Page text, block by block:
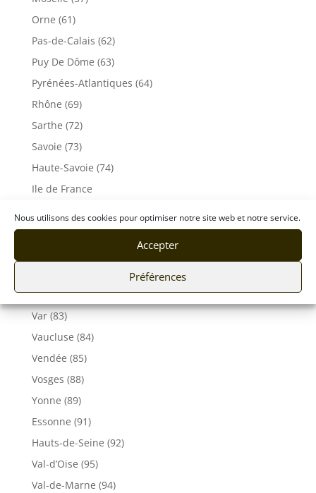
Nous utilisons des cookies pour optimiser notre site web et notre service.
Accepter
Préférences
Orne (61)
Pas-de-Calais (62)
Puy De Dôme (63)
Pyrénées-Atlantiques (64)
Rhône (69)
Sarthe (72)
Savoie (73)
Haute-Savoie (74)
Ile de France
Seine et Marne (77)
Tarn-et-Garonne (82)
Var (83)
Vaucluse (84)
Vendée (85)
Vosges (88)
Yonne (89)
Essonne (91)
Hauts-de-Seine (92)
Val-d’Oise (95)
Val-de-Marne (94)